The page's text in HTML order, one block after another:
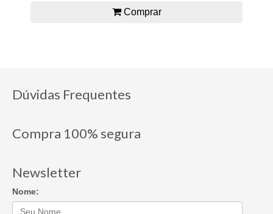
Comprar
Dúvidas Frequentes
Compra 100% segura
Newsletter
Nome: